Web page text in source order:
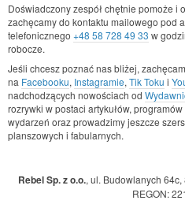
Doświadczony zespół chętnie pomoże i
zachęcamy do kontaktu mailowego pod
telefonicznego +48 58 728 49 33 w
robocze.
Jeśli chcesz poznać nas bliżej,
na Facebooku, Instagramie, Tik Toku i
nadchodzących nowościach od
rozrywki w postaci artykułów,
wydarzeń oraz prowadzimy jeszcze
planszowych i fabularnych.
Rebel Sp. z o.o., ul. Budowlanych
REGON: